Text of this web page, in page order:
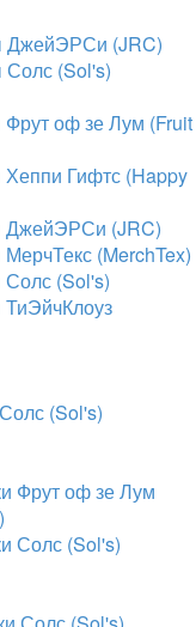
ДжейЭРСи (JRC)
(Sol's)
оф зе Лум (Fruit
Гифтс (Happy
ДжейЭРСи (JRC)
(MerchTex)
(Sol's)
(Sol's)
Фрут оф зе Лум
Солс (Sol's)